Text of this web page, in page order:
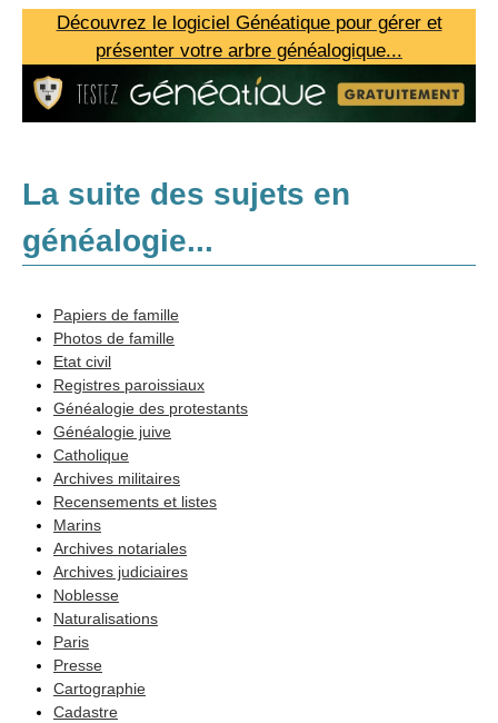
Découvrez le logiciel Généatique pour gérer et
présenter votre arbre généalogique...
La suite des sujets en
généalogie...
Généalogie et Histoire
Papiers de famille
Photos de famille
Etat civil
Registres paroissiaux
Généalogie des protestants
Généalogie juive
Catholique
Archives militaires
Recensements et listes
Marins
Archives notariales
Archives judiciaires
Noblesse
Naturalisations
Paris
Presse
Cartographie
Cadastre